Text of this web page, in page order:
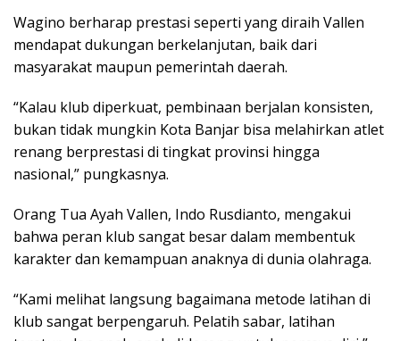
Wagino berharap prestasi seperti yang diraih Vallen
mendapat dukungan berkelanjutan, baik dari
masyarakat maupun pemerintah daerah.
“Kalau klub diperkuat, pembinaan berjalan konsisten,
bukan tidak mungkin Kota Banjar bisa melahirkan atlet
renang berprestasi di tingkat provinsi hingga
nasional,” pungkasnya.
Orang Tua Ayah Vallen, Indo Rusdianto, mengakui
bahwa peran klub sangat besar dalam membentuk
karakter dan kemampuan anaknya di dunia olahraga.
“Kami melihat langsung bagaimana metode latihan di
klub sangat berpengaruh. Pelatih sabar, latihan